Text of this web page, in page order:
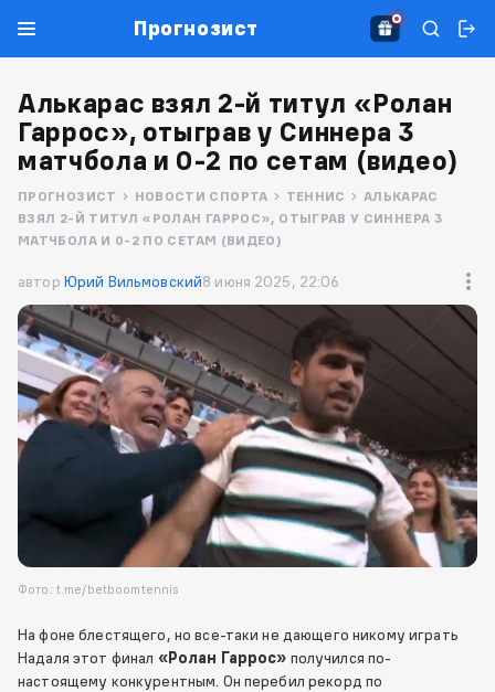
Прогнозист
Алькарас взял 2-й титул «Ролан
Гаррос», отыграв у Синнера 3
матчбола и 0-2 по сетам (видео)
ПРОГНОЗИСТ НОВОСТИ СПОРТА ТЕННИС
АЛЬКАРАС
ВЗЯЛ 2-Й ТИТУЛ «РОЛАН ГАРРОС», ОТЫГРАВ У СИННЕРА 3
МАТЧБОЛА И 0-2 ПО СЕТАМ (ВИДЕО)
автор Юрий Вильмовский8 июня 2025, 22:06
Фото: t.me/betboomtennis
На фоне блестящего, но все-таки не дающего никому играть
Надаля этот финал «Ролан Гаррос» получился по-
настоящему конкурентным. Он перебил рекорд по